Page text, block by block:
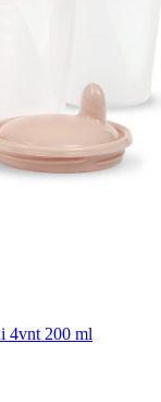
4vnt 200 ml